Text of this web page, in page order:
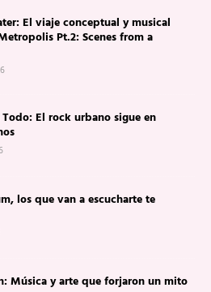
El viaje conceptual y musical
Pt.2: Scenes from a
El rock urbano sigue en
los que van a escucharte te
Música y arte que forjaron un mito